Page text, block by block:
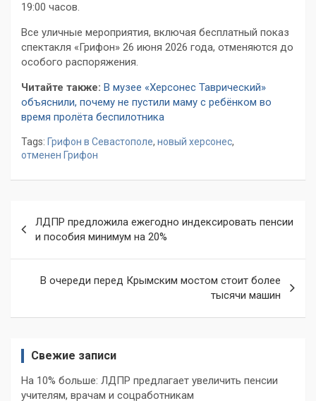
19:00 часов.
Все уличные мероприятия, включая бесплатный показ
спектакля «Грифон» 26 июня 2026 года, отменяются до
особого распоряжения.
Читайте также: В музее «Херсонес Таврический»
объяснили, почему не пустили маму с ребёнком во
время пролёта беспилотника
Tags: Грифон в Севастополе, новый херсонес,
отменен Грифон
по
записям
ЛДПР предложила ежегодно индексировать пенсии
и пособия минимум на 20%
В очереди перед Крымским мостом стоит более
тысячи машин
Свежие записи
На 10% больше: ЛДПР предлагает увеличить пенсии
учителям, врачам и соцработникам